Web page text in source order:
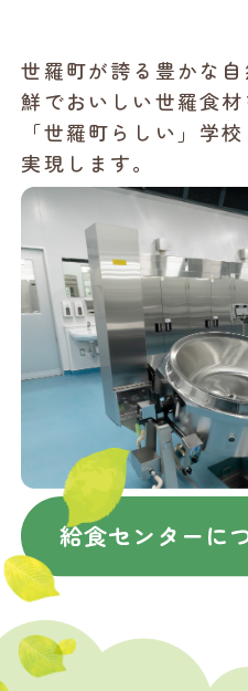
世羅町が誇る豊かな
鮮でおいしい世羅食
「世羅町らしい」学
実現します。